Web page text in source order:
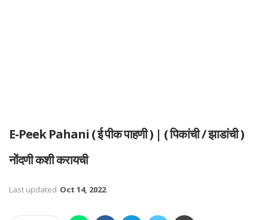
E-Peek Pahani ( ई पीक पाहणी ) | ( पिकांची / झाडांची )
नोंदणी कशी करायची
Last updated Oct 14, 2022